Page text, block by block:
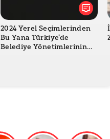
2024 Yerel Seçimlerinden
Bu Yana Türkiye'de
Belediye Yönetimlerinin